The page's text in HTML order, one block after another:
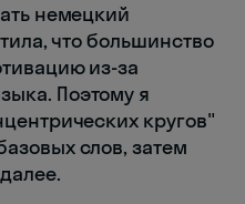
немецкий
что большинство
из-за
Поэтому я
кругов"
слов, затем